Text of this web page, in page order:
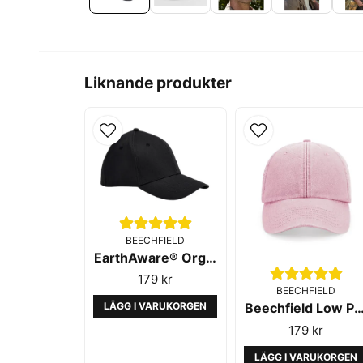
Liknande produkter
BEECHFIELD
EarthAware® Organic Cotton Stretch-Fit Cap Black-Beechfiled
179 kr
LÄGG I VARUKORGEN
BEECHFIELD
Beechfield Low Profile Vintage Cap Dusky Pink
179 kr
LÄGG I VARUKORGEN